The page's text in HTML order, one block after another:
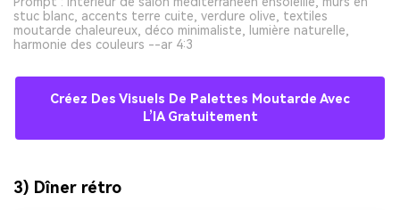
stuc blanc, accents terre cuite, verdure olive, textiles
moutarde chaleureux, déco minimaliste, lumière naturelle,
harmonie des couleurs --ar 4:3
Créez Des Visuels De Palettes Moutarde Avec
L’IA Gratuitement
3) Dîner rétro